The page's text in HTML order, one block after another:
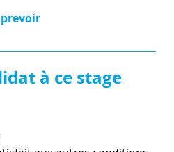
à ce stage